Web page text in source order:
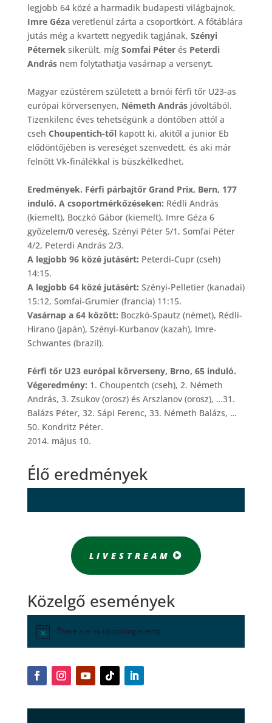
legjobb 64 közé a harmadik budapesti világbajnok,
Imre Géza veretlenül zárta a csoportkört. A főtáblára
jutás még a kvartett negyedik tagjának, Szényi
Péterneksikerült, mígSomfai Péter és Peterdi
Andrásnem folytathatja vasárnap a versenyt.
Magyar ezüstérem született a brnói férfi tőr U23-as
európai körversenyen, Németh Andrásjóvoltából.
Tizenkilenc éves tehetségünk a döntőben attól a
cseh Choupentich-től kapott ki, akitől a junior Eb
elődöntőjében is vereséget szenvedett, és aki már
felnőtt Vk-finálékkal is büszkélkedhet.
Eredmények. Férfi párbajtőr Grand Prix, Bern, 177
induló. A csoportmérkőzéseken: Rédli András
(kiemelt), Boczkó Gábor (kiemelt), Imre Géza 6
győzelem/0 vereség, Szényi Péter 5/1, Somfai Péter
4/2, Peterdi András 2/3.
A legjobb 96 közé jutásért: Peterdi-Cupr (cseh)
14:15.
A legjobb 64 közé jutásért: Szényi-Pelletier (kanadai)
15:12, Somfai-Grumier (francia) 11:15.
Vasárnap a 64 között: Boczkó-Spautz (német), Rédli-
Hirano (japán), Szényi-Kurbanov (kazah), Imre-
Schwantes (brazil).
Férfi tőr U23 európai körverseny, Brno, 65 induló.
Végeredmény: 1. Choupentch (cseh), 2. Németh
András, 3. Zsukov (orosz) és Arszlanov (orosz), …31.
Balázs Péter, 32. Sápi Ferenc, 33. Németh Balázs, …
50. Kondritz Péter.
2014. május 10.
Élő eredmények
LIVESTREAM
Közelgő események
There are no upcoming events.